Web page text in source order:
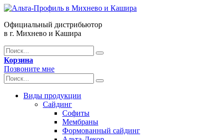
Официальный дистрибьютор
в г. Михнево и Кашира
Корзина
Позвоните мне
Виды продукции
Сайдинг
Софиты
Мембраны
Формованный сайдинг